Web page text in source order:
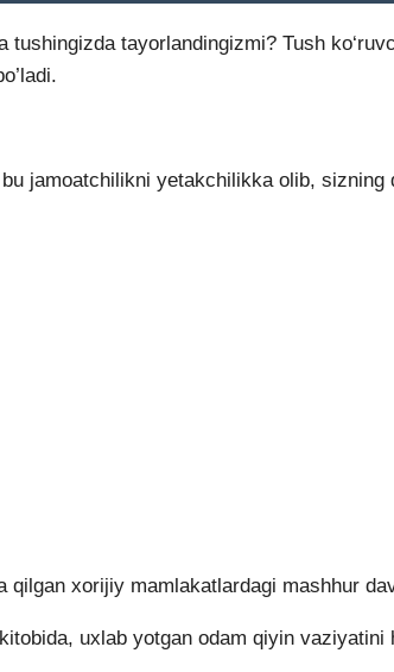
tushingizda tayorlandingizmi? Tush
jamoatchilikni yetakchilikka olib,
xorijiy mamlakatlardagi mashhur
uxlab yotgan odam qiyin